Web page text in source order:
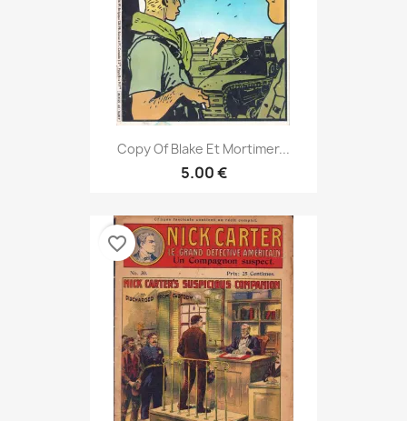
Copy Of Blake Et Mortimer...
5.00 €
favorite_border